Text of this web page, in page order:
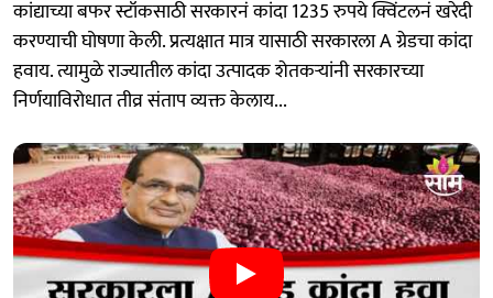
कांद्याच्या बफर स्टॉकसाठी सरकारनं कांदा 1235 रुपये क्विंटलनं खरेदी
करण्याची घोषणा केली. प्रत्यक्षात मात्र यासाठी सरकारला A ग्रेडचा कांदा
हवाय. त्यामुळे राज्यातील कांदा उत्पादक शेतकऱ्यांनी सरकारच्या
निर्णयाविरोधात तीव्र संताप व्यक्त केलाय...